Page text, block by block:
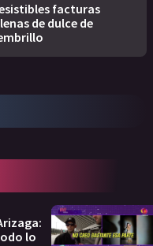
facturas
de dulce de
lo